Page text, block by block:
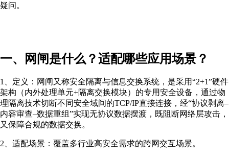
疑问。
一、网闸是什么？适配哪些应用场景？
1、定义：网闸又称安全隔离与信息交换系统，是采用“2+1”硬件
架构（内外处理单元+隔离交换模块）的专用安全设备，通过物
理隔离技术切断不同安全域间的TCP/IP直接连接，经“协议剥离–
内容审查–数据重组”实现无协议数据摆渡，既阻断网络层攻击，
又保障合规的数据交换。
2、适配场景：覆盖多行业高安全需求的跨网交互场景。